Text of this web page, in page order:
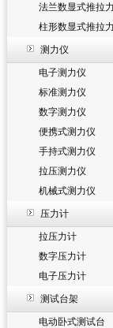
法兰数显式推拉
柱形数显式推拉
测力仪
电子测力仪
标准测力仪
数字测力仪
便携式测力仪
手持式测力仪
拉压测力仪
机械式测力仪
压力计
拉压力计
数字压力计
电子压力计
测试台架
电动卧式测试台